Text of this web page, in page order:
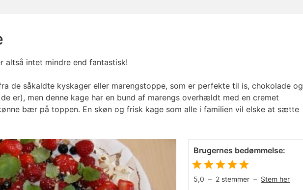
altså intet mindre end fantastisk!
de såkaldte kyskager eller marengstoppe, som er perfekte til is, chokolade og
er), men denne kage har en bund af marengs overhældt med en cremet
bær på toppen. En skøn og frisk kage som alle i familien vil elske at sætte
Brugernes bedømmelse:
5,0 – 2 stemmer – Stem her